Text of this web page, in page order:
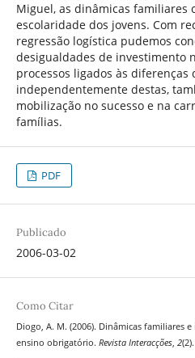
Miguel, as dinâmicas familiares
escolaridade dos jovens. Com
regressão logística pudemos
desigualdades de investimento
processos ligados às diferenças
independentemente destas,
mobilização no sucesso e na
famílias.
PDF
Publicado
2006-03-02
Como Citar
Diogo, A. M. (2006). Dinâmicas familiares
ensino obrigatório. Revista Interacções, 2